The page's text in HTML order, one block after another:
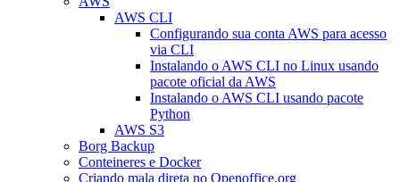
AWS CLI
Configurando sua conta AWS para acesso
via CLI
Instalando o AWS CLI no Linux usando
pacote oficial da AWS
Instalando o AWS CLI usando pacote
Python
AWS S3
Borg Backup
Conteineres e Docker
Criando mala direta no Openoffice.org